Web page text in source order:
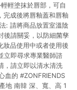
輕塗抹於唇部，可自
完成後將唇釉蓋和唇釉
: 請將商品放置室溫陰
後請關妥，以防細菌孳
妝品使用中或者使用後
立即尋求專業醫師諮
，請立即以清水清洗
血的 #ZONFRIENDS
地 南韓 深、寬、高 1